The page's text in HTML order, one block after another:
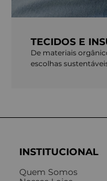
TECIDOS E
De materiais
escolhas
INSTITUCIONAL
Quem Somos